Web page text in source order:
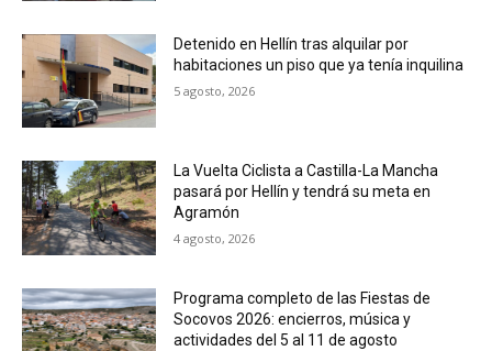
Detenido en Hellín tras alquilar por
habitaciones un piso que ya tenía inquilina
5 agosto, 2026
La Vuelta Ciclista a Castilla-La Mancha
pasará por Hellín y tendrá su meta en
Agramón
4 agosto, 2026
Programa completo de las Fiestas de
Socovos 2026: encierros, música y
actividades del 5 al 11 de agosto